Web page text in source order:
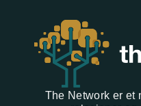
The Network er et